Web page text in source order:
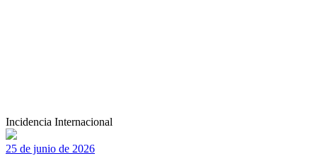
Incidencia Internacional
25 de junio de 2026